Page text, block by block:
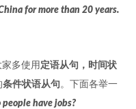
for more than 20 years.
多使用 定语从句，时间状
条件状语从句 。下面各举一
have jobs?